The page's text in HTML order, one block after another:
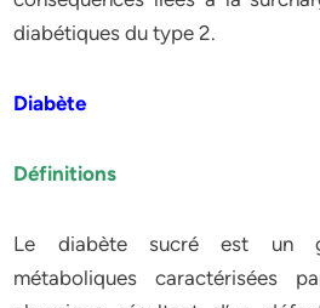
diabétiques du type 2.
Diabète
Définitions
Le diabète sucré est un
métaboliques caractérisées